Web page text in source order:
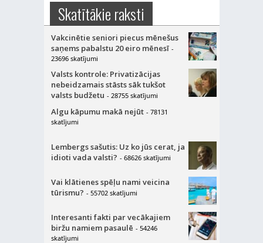
Skatītākie raksti
Vakcinētie seniori piecus mēnešus
saņems pabalstu 20 eiro mēnesī -
23696 skatījumi
Valsts kontrole: Privatizācijas
nebeidzamais stāsts sāk tukšot
valsts budžetu - 28755 skatījumi
Algu kāpumu makā nejūt - 78131
skatījumi
Lembergs sašutis: Uz ko jūs cerat, ja
idioti vada valsti? - 68626 skatījumi
Vai klātienes spēļu nami veicina
tūrismu? - 55702 skatījumi
Interesanti fakti par vecākajiem
biržu namiem pasaulē - 54246
skatījumi